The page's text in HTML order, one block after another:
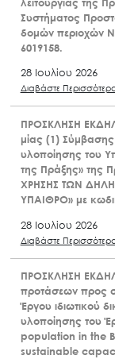
Συστήματος
δομών περιοχών
6019158.
28 Ιουλίου 2026
Διαβάστε
ΠΡΟΣΚΛΗΣΗ
μίας (1)
υλοποίησης του
της Πράξης» της
ΧΡΗΣΗΣ ΤΩΝ
ΥΠΑΙΘΡΟ» με
28 Ιουλίου 2026
Διαβάστε
ΠΡΟΣΚΛΗΣΗ
προτάσεων προς
Έργου ιδιωτικού
υλοποίησης του
population in the
sustainable